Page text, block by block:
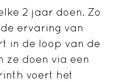
2 jaar doen. Zo
ervaring van
in de loop van de
ze doen via een
voert het